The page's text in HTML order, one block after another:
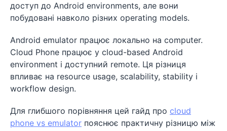
доступ до Android environments, але вони
побудовані навколо різних operating models.
Android emulator працює локально на computer.
Cloud Phone працює у cloud-based Android
environment і доступний remote. Ця різниця
впливає на resource usage, scalability, stability і
workflow design.
Для глибшого порівняння цей гайд про cloud
phone vs emulator пояснює практичну різницю між